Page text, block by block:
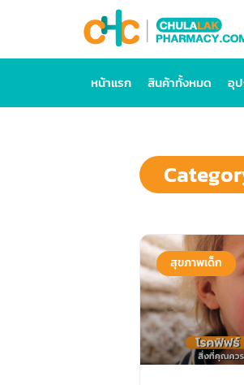
หน้าแรก สินค้าทั้งหมด อุ
สุขภาพเด็ก